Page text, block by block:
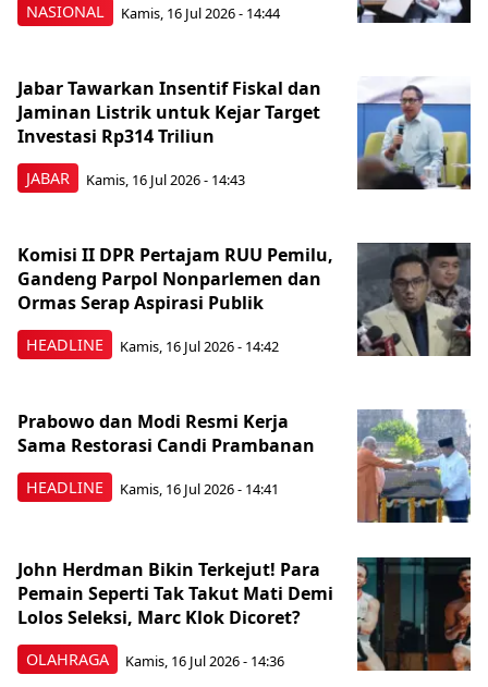
NASIONAL Kamis, 16 Jul 2026 - 14:44
JABAR
Jabar Tawarkan Insentif Fiskal dan
Jaminan Listrik untuk Kejar Target
Investasi Rp314 Triliun
Kamis, 16 Jul 2026 - 14:43
HEADLINE
Komisi II DPR Pertajam RUU Pemilu,
Gandeng Parpol Nonparlemen dan
Ormas Serap Aspirasi Publik
Kamis, 16 Jul 2026 - 14:42
HEADLINE
Prabowo dan Modi Resmi Kerja
Sama Restorasi Candi Prambanan
Kamis, 16 Jul 2026 - 14:41
OLAHRAGA
John Herdman Bikin Terkejut! Para
Pemain Seperti Tak Takut Mati Demi
Lolos Seleksi, Marc Klok Dicoret?
Kamis, 16 Jul 2026 - 14:36